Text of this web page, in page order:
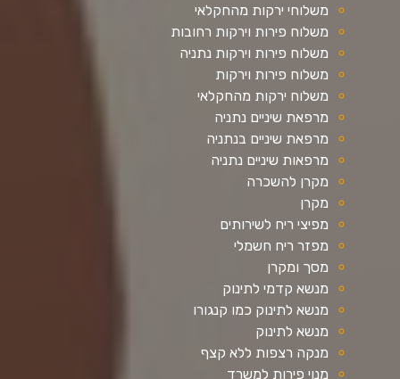
משלוחי ירקות מהחקלאי
משלוח פירות וירקות רחובות
משלוח פירות וירקות נתניה
משלוח פירות וירקות
משלוח ירקות מהחקלאי
מרפאת שיניים נתניה
מרפאת שיניים בנתניה
מרפאות שיניים נתניה
מקרן להשכרה
מקרן
מפיצי ריח לשירותים
מפזר ריח חשמלי
מסך ומקרן
מנשא קדמי לתינוק
מנשא לתינוק כמו קנגורו
מנשא לתינוק
מנקה רצפות ללא קצף
מנוי פירות למשרד